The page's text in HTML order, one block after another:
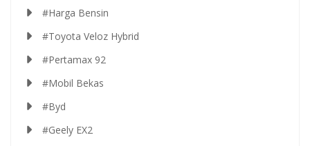
#Harga Bensin
#Toyota Veloz Hybrid
#Pertamax 92
#Mobil Bekas
#Byd
#Geely EX2